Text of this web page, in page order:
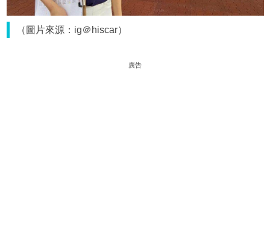
（圖片來源：ig＠hiscar）
廣告